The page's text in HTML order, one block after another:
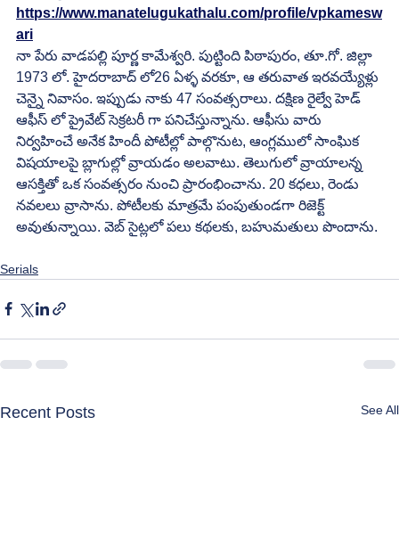
https://www.manatelugukathalu.com/profile/vpkamesw
ari
నా పేరు వాడపల్లి పూర్ణ కామేశ్వరి. పుట్టింది పిఠాపురం, తూ.గో. జిల్లా
1973 లో. హైదరాబాద్ లో26 ఏళ్ళ వరకూ, ఆ తరువాత ఇరవయ్యేళ్లు
చెన్నై నివాసం. ఇప్పుడు నాకు 47 సంవత్సరాలు. దక్షిణ రైల్వే హెడ్
ఆఫీస్ లో ప్రైవేట్ సెక్రటరీ గా పనిచేస్తున్నాను. ఆఫీసు వారు
నిర్వహించే అనేక హిందీ పోటీల్లో పాల్గొనుట, ఆంగ్లములో సాంఘిక
విషయాలపై బ్లాగుల్లో వ్రాయడం అలవాటు. తెలుగులో వ్రాయాలన్న
ఆసక్తితో ఒక సంవత్సరం నుంచి ప్రారంభించాను. 20 కధలు, రెండు
నవలలు వ్రాసాను. పోటీలకు మాత్రమే పంపుతుండగా రిజెక్ట్
అవుతున్నాయి. వెబ్ సైట్లలో పలు కథలకు, బహుమతులు పొందాను.
Serials
Recent Posts See All